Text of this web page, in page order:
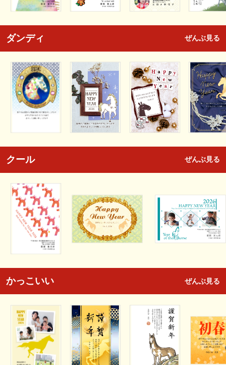
ダンディ ぜんぶ見る
クール ぜんぶ見る
かっこいい ぜんぶ見る